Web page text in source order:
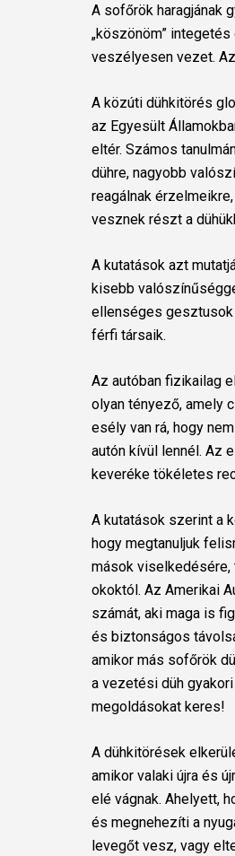
A sofőrök haragjának
„köszönöm”
veszélyesen vezet.
A közúti dühkitörés
az Egyesült
eltér. Számos
dühre, nagyobb
reagálnak
vesznek részt a
A kutatások azt
kisebb
ellenséges gesztusok
férfi társaik.
Az autóban fizikailag
olyan tényező, amely
esély van rá, hogy
autón kívül lennél. Az
keveréke tökéletes
A kutatások szerint a
hogy megtanuljuk
mások viselkedésére,
okoktól. Az Amerikai
számát, aki maga is
és biztonságos
amikor más sofőrök
a vezetési düh
megoldásokat keres!
A dühkitörések
amikor valaki újra és
elé vágnak. Ahelyett,
és megnehezíti a
levegőt vesz, vagy